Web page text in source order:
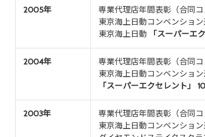
2005年
専業代理店年間表彰（合同
東京海上日動コンベンショ
東京海上日動
「スーパーエ
2004年
専業代理店年間表彰（合同
東京海上日動コンベンショ
「スーパーエクセレント」
2003年
専業代理店年間表彰（合同
東京海上日動コンベンショ